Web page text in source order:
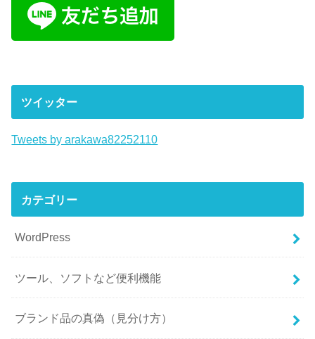
ツイッター
Tweets by arakawa82252110
カテゴリー
WordPress
ツール、ソフトなど便利機能
ブランド品の真偽（見分け方）